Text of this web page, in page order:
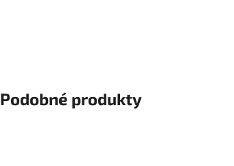
Podobné produkty